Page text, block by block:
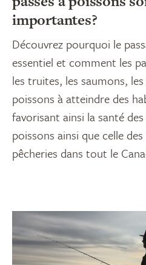
importantes?
Découvrez pourquoi le
essentiel et comment les
les truites, les saumons,
poissons à atteindre des
favorisant ainsi la santé
poissons ainsi que celle
pêcheries dans tout le